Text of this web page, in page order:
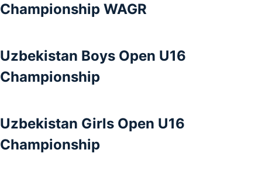
Championship WAGR
Uzbekistan Boys Open U16
Championship
Uzbekistan Girls Open U16
Championship